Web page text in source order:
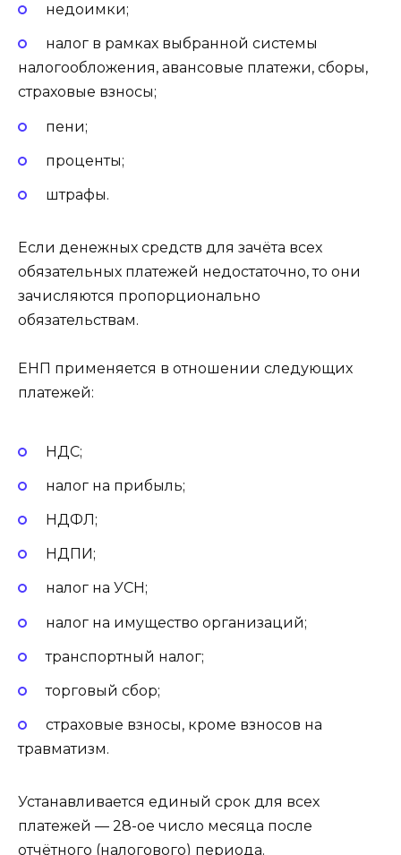
недоимки;
налог в рамках выбранной системы
налогообложения, авансовые платежи, сборы,
страховые взносы;
пени;
проценты;
штрафы.
Если денежных средств для зачёта всех
обязательных платежей недостаточно, то они
зачисляются пропорционально
обязательствам.
ЕНП применяется в отношении следующих
платежей:
НДС;
налог на прибыль;
НДФЛ;
НДПИ;
налог на УСН;
налог на имущество организаций;
транспортный налог;
торговый сбор;
страховые взносы, кроме взносов на
травматизм.
Устанавливается единый срок для всех
платежей — 28-ое число месяца после
отчётного (налогового) периода.